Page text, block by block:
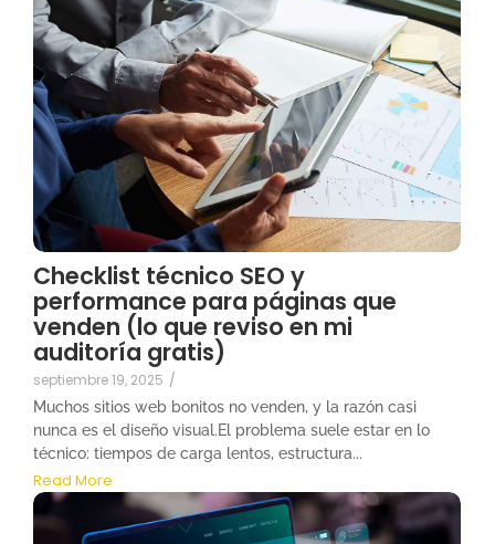
Checklist técnico SEO y
performance para páginas que
venden (lo que reviso en mi
auditoría gratis)
septiembre 19, 2025 /
Muchos sitios web bonitos no venden, y la razón casi
nunca es el diseño visual.El problema suele estar en lo
técnico: tiempos de carga lentos, estructura...
Read More